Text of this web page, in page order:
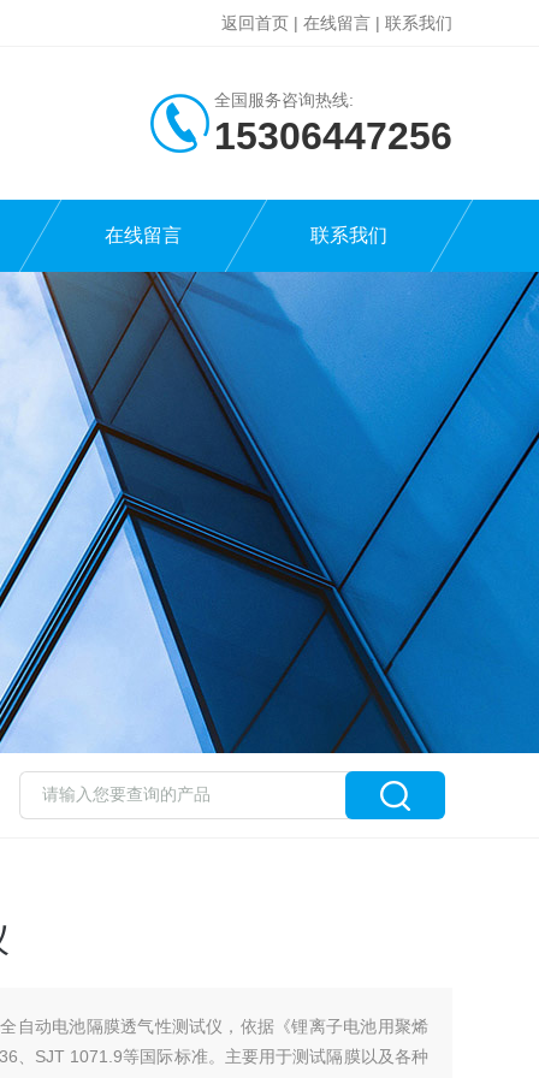
返回首页 | 在线留言 | 联系我们
全国服务咨询热线:
15306447256
在线留言 联系我们
自动电池隔膜透气性测试仪，依据《锂离子电池用聚烯
、SJT 1071.9等国际标准。主要用于测试隔膜以及各种